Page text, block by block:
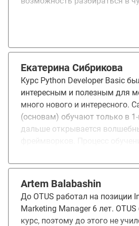
давать вводную часть, где
полученные навыки в своих
по созданию и развертыванию
сервисов.
Екатерина Сибрикова
Курс Python Developer Basic
интересным и полезным для
много нового и интересного.
(основам) обучают только в
дальше открывается
точно не подходит, придётся
документации и
что бы влиться в процесс
комфортом". Большой плюс: к
прикрепляют ссылки на доки
Artem Balabashin
До OTUS работал на позиции
Marketing Manager 6 лет.
курс, поэтому до этого не